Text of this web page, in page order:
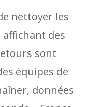
nettoyer les
affichant des
sont
équipes de
données